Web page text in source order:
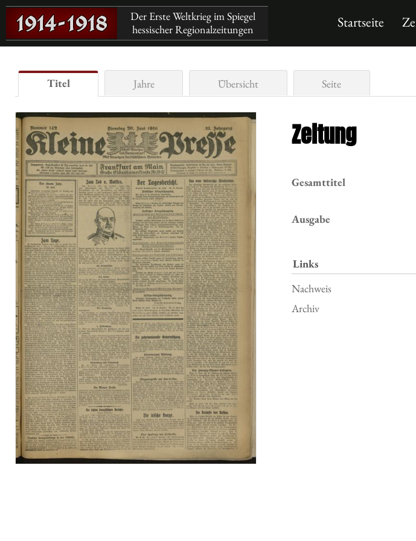
Der Erste Weltkrieg im Spiegel
hessischer Regionalzeitungen
Startseite
Titel Jahre Übersicht Seite
Zeitung
Gesamttitel
Ausgabe
Links
Nachweis
Archiv